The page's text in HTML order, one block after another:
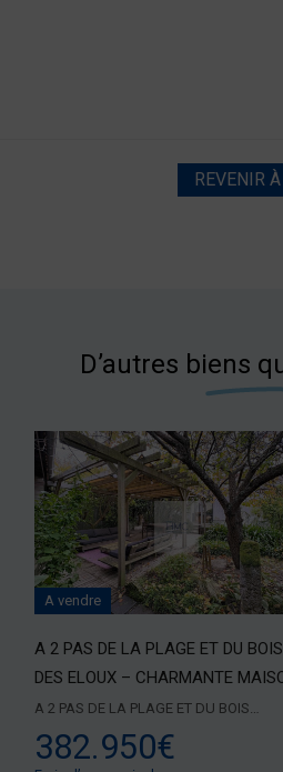
REVENIR
D’autres biens
A vendre
A 2 PAS DE LA PLAGE ET DU BOIS
DES ELOUX – CHARMANTE
A 2 PAS DE LA PLAGE ET DU BOIS…
382.950€